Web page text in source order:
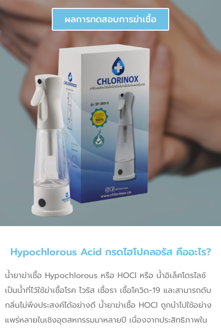
ผลการทดสอบการฆ่าเชื้อ
Hypochlorous Acid กรดไฮโปคลอรัส คืออะไร?
น้ำยาฆ่าเชื้อ Hypochlorous หรือ HOCl หรือ น้ำอิเล็คโตรไลซ์
เป็นน้ำที่ไว้ใช้ฆ่าเชื้อโรค ไวรัส เชื้อรา เชื้อโควิด-19 และสามารถดับ
กลิ่นไม่พึงประสงค์ได้อย่างดี น้ำยาฆ่าเชื้อ HOCl ถูกนำไปใช้อย่าง
แพร่หลายในเชิงอุตสหกรรมมาหลายปี เนื่องจากประสิทธิภาพใน